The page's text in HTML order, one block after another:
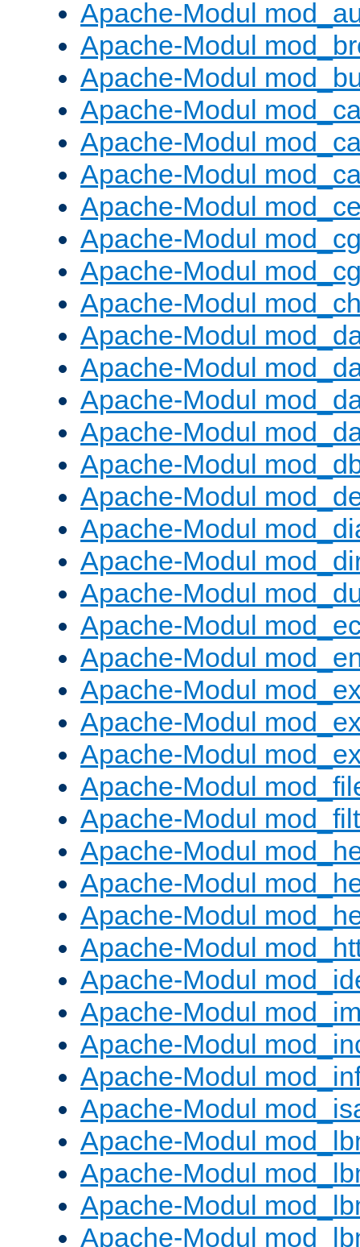
Apache-Modul
Apache-Modul
Apache-Modul
Apache-Modul
Apache-Modul
Apache-Modul
Apache-Modul
Apache-Modul
Apache-Modul
Apache-Modul
Apache-Modul
Apache-Modul
Apache-Modul
Apache-Modul
Apache-Modul
Apache-Modul
Apache-Modul
Apache-Modul
Apache-Modul
Apache-Modul
Apache-Modul
Apache-Modul
Apache-Modul
Apache-Modul
Apache-Modul
Apache-Modul
Apache-Modul
Apache-Modul
Apache-Modul
Apache-Modul
Apache-Modul
Apache-Modul
Apache-Modul
Apache-Modul
Apache-Modul
Apache-Modul
Apache-Modul
Apache-Modul
Apache-Modul